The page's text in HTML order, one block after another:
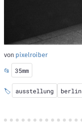
von pixelroiber
📂 35mm
🏷️ ausstellung berlin